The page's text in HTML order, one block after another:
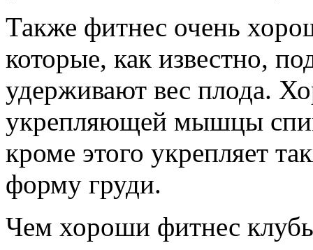
Также фитнес очень
которые, как известно,
удерживают вес плода.
укрепляющей мышцы
кроме этого укрепляет
форму груди.
Чем хороши фитнес